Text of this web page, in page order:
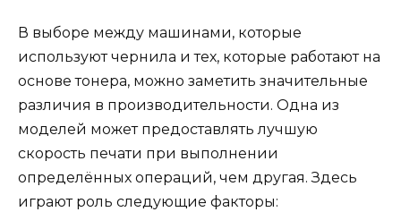
В выборе между машинами, которые
используют чернила и тех, которые работают на
основе тонера, можно заметить значительные
различия в производительности. Одна из
моделей может предоставлять лучшую
скорость печати при выполнении
определённых операций, чем другая. Здесь
играют роль следующие факторы: